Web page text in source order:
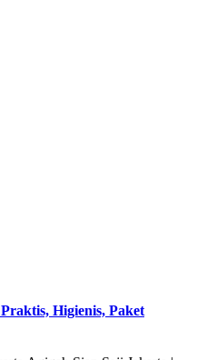
Higienis, Paket